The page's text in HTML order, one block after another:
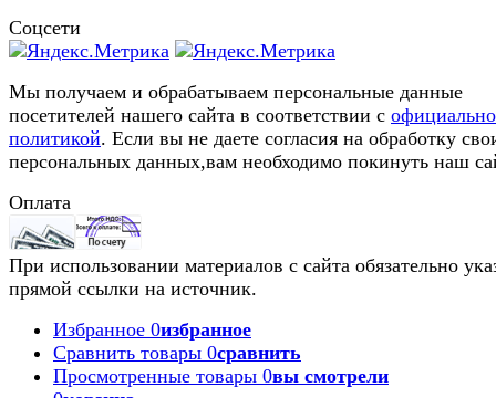
Соцсети
Мы получаем и обрабатываем персональные данные
посетителей нашего сайта в соответствии с
политикой. Если вы не даете согласия на обработку
персональных данных,вам необходимо покинуть наш
Оплата
При использовании материалов с сайта обязательно
прямой ссылки на источник.
Избранное 0избранное
Сравнить товары 0сравнить
Просмотренные товары 0вы смотрели